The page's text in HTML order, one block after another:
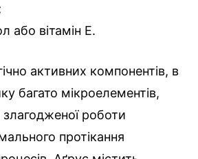
або вітамін Е.
активних компонентів, в
багато мікроелементів,
роботи
протікання